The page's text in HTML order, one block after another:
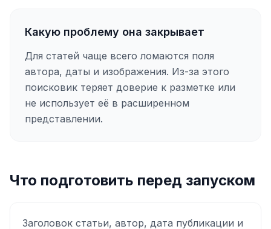
Какую проблему она закрывает
Для статей чаще всего ломаются поля
автора, даты и изображения. Из-за этого
поисковик теряет доверие к разметке или
не использует её в расширенном
представлении.
Что подготовить перед запуском
Заголовок статьи, автор, дата публикации и